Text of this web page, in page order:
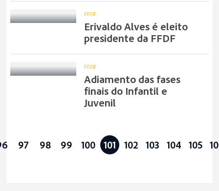
FFDF
Erivaldo Alves é eleito
presidente da FFDF
FFDF
Adiamento das fases
finais do Infantil e
Juvenil
97 98 99 100 101 102 103 104 105